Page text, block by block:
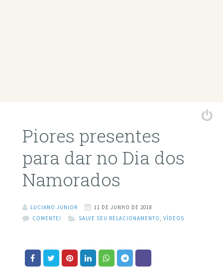
Piores presentes
para dar no Dia dos
Namorados
LUCIANO JUNIOR
11 DE JUNHO DE 2018
COMENTE!
SALVE SEU RELACIONAMENTO VÍDEOS